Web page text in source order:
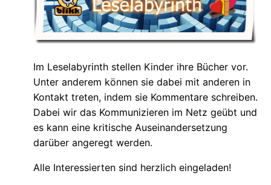
Im Leselabyrinth stellen Kinder ihre Bücher vor.
Unter anderem können sie dabei mit anderen in
Kontakt treten, indem sie Kommentare schreiben.
Dabei wir das Kommunizieren im Netz geübt und
es kann eine kritische Auseinandersetzung
darüber angeregt werden.
Alle Interessierten sind herzlich eingeladen!